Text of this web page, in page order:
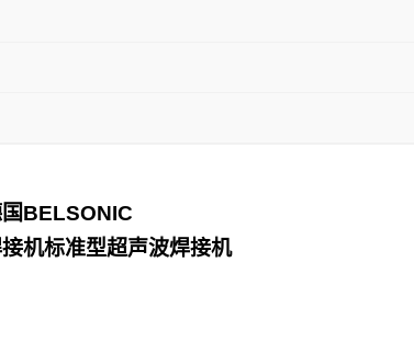
BELSONIC
机标准型超声波焊接机